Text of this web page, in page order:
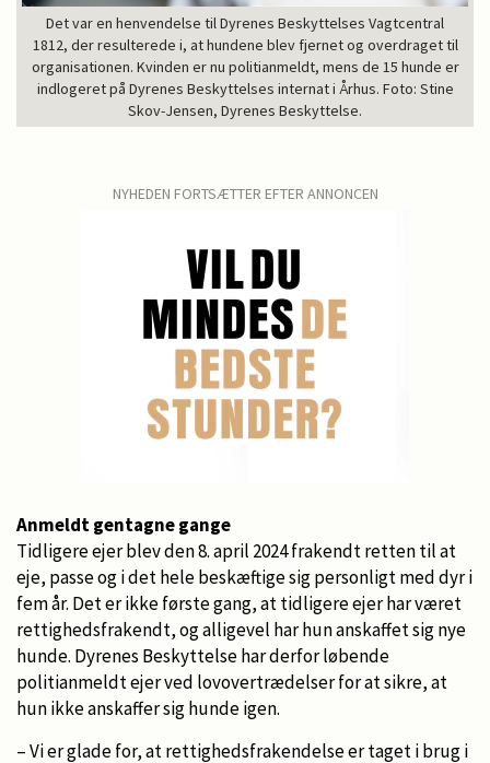
Det var en henvendelse til Dyrenes Beskyttelses Vagtcentral
1812, der resulterede i, at hundene blev fjernet og overdraget til
organisationen. Kvinden er nu politianmeldt, mens de 15 hunde er
indlogeret på Dyrenes Beskyttelses internat i Århus. Foto: Stine
Skov-Jensen, Dyrenes Beskyttelse.
NYHEDEN FORTSÆTTER EFTER ANNONCEN
Anmeldt gentagne gange
Tidligere ejer blev den 8. april 2024 frakendt retten til at
eje, passe og i det hele beskæftige sig personligt med dyr i
fem år. Det er ikke første gang, at tidligere ejer har været
rettighedsfrakendt, og alligevel har hun anskaffet sig nye
hunde. Dyrenes Beskyttelse har derfor løbende
politianmeldt ejer ved lovovertrædelser for at sikre, at
hun ikke anskaffer sig hunde igen.
– Vi er glade for, at rettighedsfrakendelse er taget i brug i